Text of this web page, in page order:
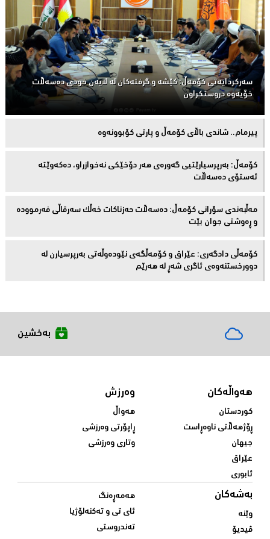
سەركردایەتی كۆمەڵ: كێشە و گرفتەكان لە لایەن خودی دەسەڵات
خۆیەوە دروستكراون
پیرمام.. شاندی باڵای كۆمه‌ڵ و پارتی كۆبوونه‌وه‌
كۆمەڵ: بەرپرسیارێتیی گەورەی هەر دۆخێکی نەخوازراو، دەكەوێتە
ئەستۆی دەسەڵات
مەڵبەندى سۆرانى کۆمەڵ: دەسەڵات حەزناکات خەڵک سەرقاڵى فەرموودە
و ڕەوشتى جوان بێت
کۆمەڵى دادگەرى: عێراق و كۆمەڵگەی نێودەوڵەتی بەرپرسیارن لە
دوورخستنەوەى ئاگری شەڕ لە هەرێم
بەخشین
هەواڵەکان
کوردستان
ڕۆژهەڵاتی ناوەڕاست
جیهان
عێراق
ئابوری
وەرزش
هەواڵ
ڕاپۆرتی وەرزشی
وتاری وەرزشی
بەشەکان
وێنە
ڤیدیۆ
هەمەڕەنگ
ئای تی و تەکنەلۆژیا
تەندروستی